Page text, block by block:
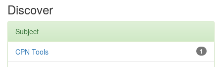
Discover
Subject
1
CPN Tools